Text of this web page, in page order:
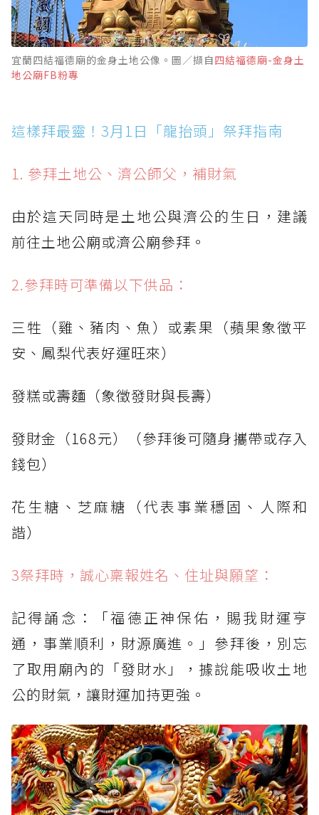
宜蘭四結福德廟的金身土地公像。圖／擷自四結福德廟-金身土
地公廟FB粉專
這樣拜最靈！3月1日「龍抬頭」祭拜指南
1. 參拜土地公、濟公師父，補財氣
由於這天同時是土地公與濟公的生日，建議
前往土地公廟或濟公廟參拜。
2.參拜時可準備以下供品：
三牲（雞、豬肉、魚）或素果（蘋果象徵平
安、鳳梨代表好運旺來）
發糕或壽麵（象徵發財與長壽）
發財金（168元）（參拜後可隨身攜帶或存入
錢包）
花生糖、芝麻糖（代表事業穩固、人際和
諧）
3祭拜時，誠心稟報姓名、住址與願望：
記得誦念：「福德正神保佑，賜我財運亨
通，事業順利，財源廣進。」參拜後，別忘
了取用廟內的「發財水」，據說能吸收土地
公的財氣，讓財運加持更強。